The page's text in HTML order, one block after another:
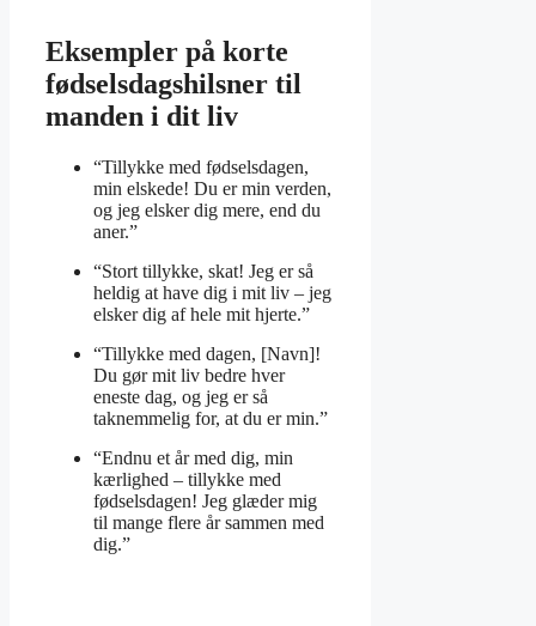
Eksempler på korte
fødselsdagshilsner til
manden i dit liv
“Tillykke med fødselsdagen,
min elskede! Du er min verden,
og jeg elsker dig mere, end du
aner.”
“Stort tillykke, skat! Jeg er så
heldig at have dig i mit liv – jeg
elsker dig af hele mit hjerte.”
“Tillykke med dagen, [Navn]!
Du gør mit liv bedre hver
eneste dag, og jeg er så
taknemmelig for, at du er min.”
“Endnu et år med dig, min
kærlighed – tillykke med
fødselsdagen! Jeg glæder mig
til mange flere år sammen med
dig.”